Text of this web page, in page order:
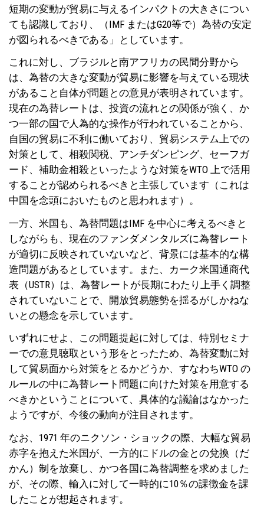
短期の変動が貿易に与えるインパクトの大きさについ
ても認識しており、（IMF またはG20等で）為替の安定
が図られるべきである」としています。
これに対し、ブラジルと南アフリカの民間分野から
は、為替の大きな変動が貿易に影響を与えている現状
があること自体が問題との意見が表明されています。
現在の為替レートは、投資の流れとの関係が強く、か
つ一部の国で人為的な操作が行われていることから、
自国の貿易に不利に働いており、貿易システム上での
対策として、相殺関税、アンチダンピング、セーフガ
ード、補助金相殺といったような対策をWTO 上で活用
することが認められるべきと主張しています（これは
中国を念頭においたものと思われます）。
一方、米国も、為替問題はIMF を中心に考えるべきと
しながらも、現在のファンダメンタルズに為替レート
が適切に反映されていないなど、背景には基本的な構
造問題があるとしています。また、カーク米国通商代
表（USTR）は、為替レートが長期にわたり上手く調整
されていないことで、開放貿易態勢を揺るがしかねな
いとの懸念を示しています。
いずれにせよ、この問題提起に対しては、特別セミナ
ーでの意見聴取という形をとったため、為替変動に対
して貿易面から対策をとるかどうか、すなわちWTO の
ルールの中に為替レート問題に向けた対策を用意する
べきかということについて、具体的な議論はなかった
ようですが、今後の動向が注目されます。
なお、1971 年のニクソン・ショックの際、大幅な貿易
赤字を抱えた米国が、一方的にドルの金との兌換（だ
かん）制を放棄し、かつ各国に為替調整を求めました
が、その際、輸入に対して一時的に10％の課徴金を課
したことが想起されます。